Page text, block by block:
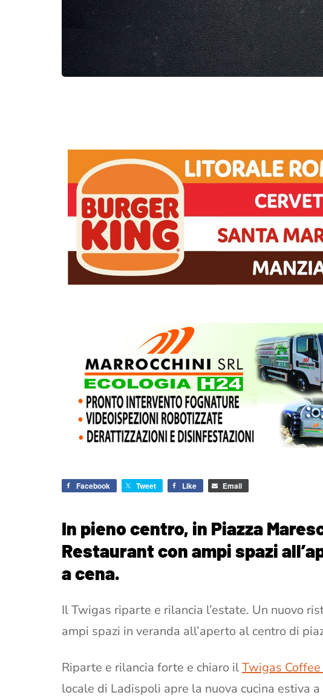
Facebook Tweet Like Email
In pieno centro, in Piazza
Restaurant con ampi spazi
a cena.
Il Twigas riparte e rilancia l’estate. Un nuovo
ampi spazi in veranda all’aperto al centro di
Riparte e rilancia forte e chiaro ilTwigas
locale di Ladispoli apre la nuova cucina estiva